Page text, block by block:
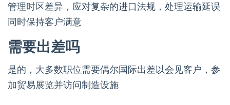
管理时区差异，应对复杂的进口法规，处理运输延误
同时保持客户满意
需要出差吗
是的，大多数职位需要偶尔国际出差以会见客户，参
加贸易展览并访问制造设施